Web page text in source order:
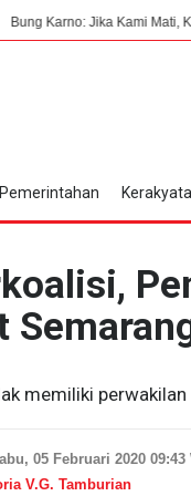
Mati, Kami Mati Untuk
Pemerintahan
memiliki
05 Februari 2020 09:43
V.G. Tamburian